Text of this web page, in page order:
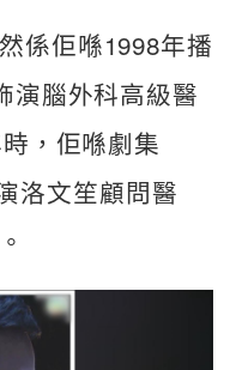
係佢喺1998年播
演腦外科高級醫
，佢喺劇集
洛文笙顧問醫